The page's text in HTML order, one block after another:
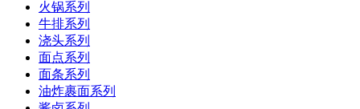
火锅系列
牛排系列
浇头系列
面点系列
面条系列
油炸裹面系列